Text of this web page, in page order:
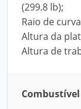
(299.8 lb);
Raio de
Altura da
Altura de